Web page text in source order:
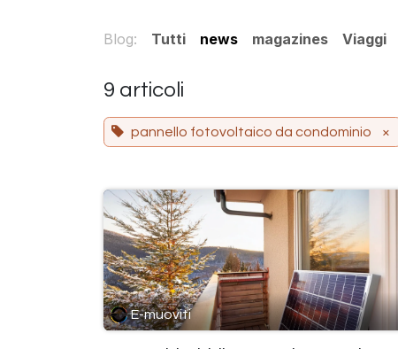
Blog: Tutti news magazines Viaggi
9 articoli
pannello fotovoltaico da condominio ×
E-muoviti